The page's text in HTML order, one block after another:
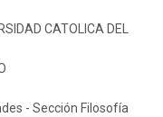
CATOLICA DEL
- Sección Filosofía